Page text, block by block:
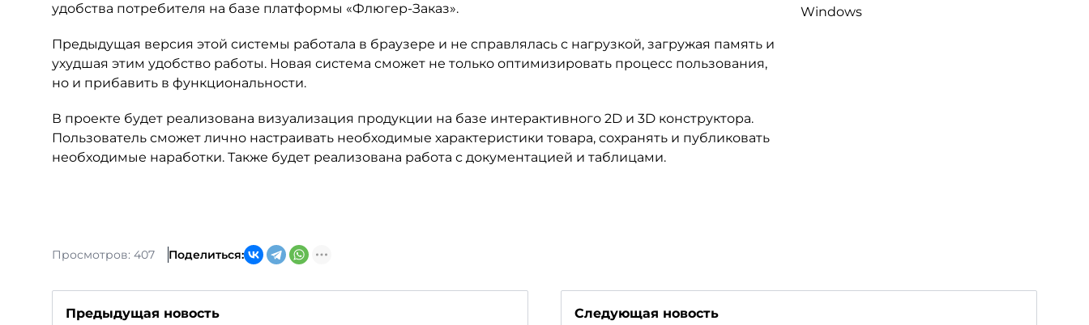
удобства потребителя на базе платформы «Флюгер-Заказ».
Предыдущая версия этой системы работала в браузере и не справлялась с нагрузкой, загружая память и
ухудшая этим удобство работы. Новая система сможет не только оптимизировать процесс пользования,
но и прибавить в функциональности.
В проекте будет реализована визуализация продукции на базе интерактивного 2D и 3D конструктора.
Пользователь сможет лично настраивать необходимые характеристики товара, сохранять и публиковать
необходимые наработки. Также будет реализована работа с документацией и таблицами.
Просмотров: 407 Поделиться:
Предыдущая новость Следующая новость